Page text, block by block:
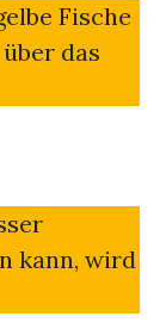
Fische
das
kann, wird